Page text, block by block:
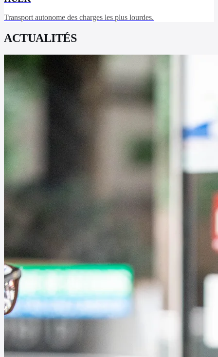
Transport autonome des charges les plus lourdes.
ACTUALITÉS